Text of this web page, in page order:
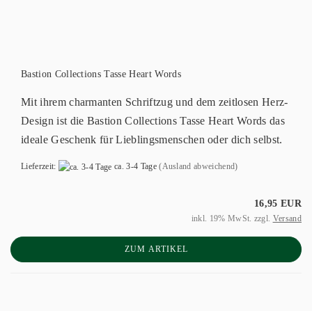
Bastion Collections Tasse Heart Words
Mit ihrem charmanten Schriftzug und dem zeitlosen Herz-
Design ist die Bastion Collections Tasse Heart Words das
ideale Geschenk für Lieblingsmenschen oder dich selbst.
Lieferzeit: ca. 3-4 Tage (Ausland abweichend)
16,95 EUR
inkl. 19% MwSt. zzgl. Versand
ZUM ARTIKEL